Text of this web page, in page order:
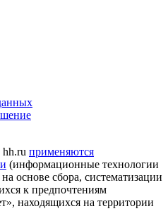
применяются
(информационные технологии
основе сбора, систематизации
к предпочтениям
находящихся на территории